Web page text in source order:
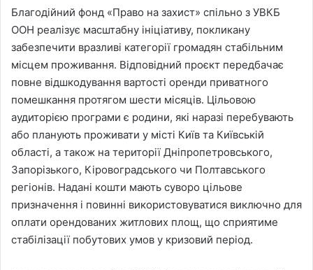
Благодійний фонд «Право на захист» спільно з УВКБ
ООН реалізує масштабну ініціативу, покликану
забезпечити вразливі категорії громадян стабільним
місцем проживання. Відповідний проєкт передбачає
повне відшкодування вартості оренди приватного
помешкання протягом шести місяців. Цільовою
аудиторією програми є родини, які наразі перебувають
або планують проживати у місті Київ та Київській
області, а також на території Дніпропетровського,
Запорізького, Кіровоградського чи Полтавського
регіонів. Надані кошти мають суворо цільове
призначення і повинні використовуватися виключно для
оплати орендованих житлових площ, що сприятиме
стабілізації побутових умов у кризовий період.